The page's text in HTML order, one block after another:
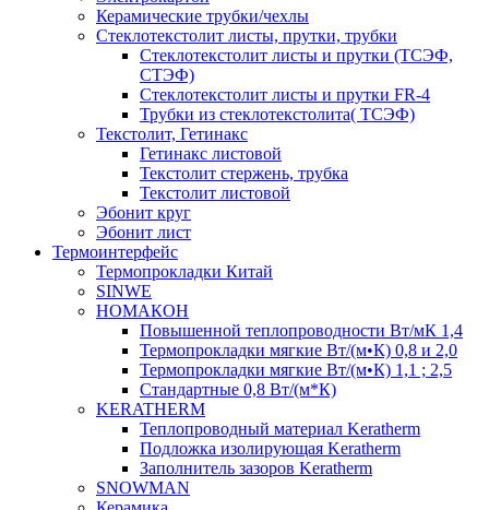
Керамические трубки/чехлы
Cтеклотекстолит листы, прутки, трубки
Стеклотекстолит листы и прутки (ТСЭФ,
СТЭФ)
Стеклотекстолит листы и прутки FR-4
Трубки из стеклотекстолита( ТСЭФ)
Текстолит, Гетинакс
Гетинакс листовой
Текстолит стержень, трубка
Текстолит листовой
Эбонит круг
Эбонит лист
Термоинтерфейс
Термопрокладки Китай
SINWE
НОМАКОН
Повышенной теплопроводности Вт/мК 1,4
Термопрокладки мягкие Вт/(м•К) 0,8 и 2,0
Термопрокладки мягкие Вт/(м•К) 1,1 ; 2,5
Стандартные 0,8 Вт/(м*К)
KERATHERM
Теплопроводный материал Keratherm
Подложка изолирующая Keratherm
Заполнитель зазоров Keratherm
SNOWMAN